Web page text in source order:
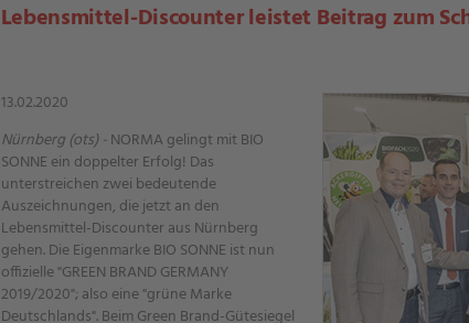
Lebensmittel-Discounter leistet Beitrag zum
13.02.2020
Nürnberg (ots) -NORMA gelingt mit BIO
SONNE ein doppelter Erfolg! Das
unterstreichen zwei bedeutende
Auszeichnungen, die jetzt an den
Lebensmittel-Discounter aus Nürnberg
gehen. Die Eigenmarke BIO SONNE ist nun
offizielle "GREEN BRAND GERMANY
2019/2020"; also eine "grüne Marke
Deutschlands". Beim Green Brand-Gütesiegel